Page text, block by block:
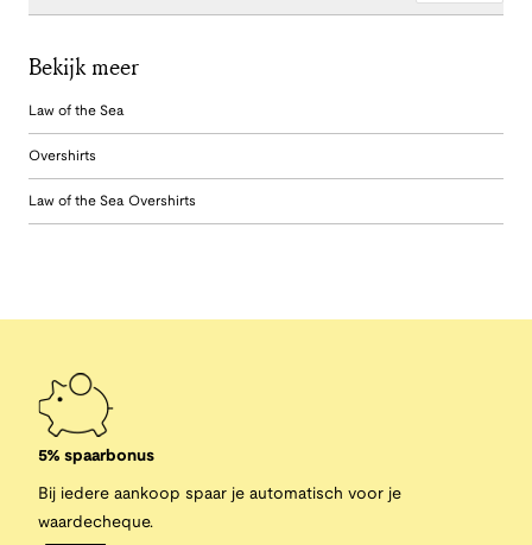
Bekijk meer
Law of the Sea
Overshirts
Law of the Sea Overshirts
5% spaarbonus
Bij iedere aankoop spaar je automatisch voor je
waardecheque.